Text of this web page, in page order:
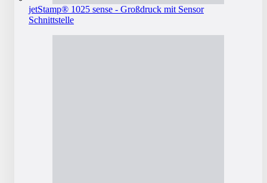
jetStamp® 1025 sense - Großdruck mit Sensor
Schnittstelle